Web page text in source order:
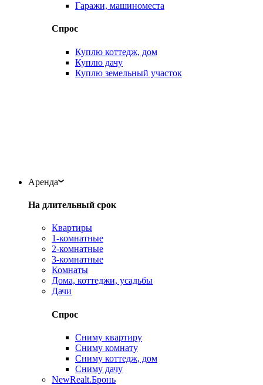
Гаражи, машиноместа
Спрос
Куплю коттедж, дом
Куплю дачу
Куплю земельный участок
Аренда
На длительный срок
Квартиры
1-комнатные
2-комнатные
3-комнатные
Комнаты
Дома, коттеджи, усадьбы
Дачи
Спрос
Сниму квартиру
Сниму комнату
Сниму коттедж, дом
Сниму дачу
NewRealt.Бронь